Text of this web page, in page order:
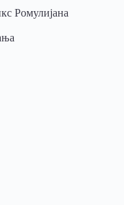
Ромулијана